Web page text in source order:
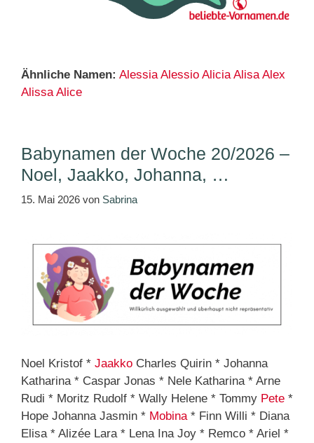
Ähnliche Namen: Alessia Alessio Alicia Alisa Alex
Alissa Alice
Babynamen der Woche 20/2026 –
Noel, Jaakko, Johanna, …
15. Mai 2026 von Sabrina
Noel Kristof * Jaakko Charles Quirin * Johanna
Katharina * Caspar Jonas * Nele Katharina * Arne
Rudi * Moritz Rudolf * Wally Helene * Tommy Pete *
Hope Johanna Jasmin * Mobina * Finn Willi * Diana
Elisa * Alizée Lara * Lena Ina Joy * Remco * Ariel *